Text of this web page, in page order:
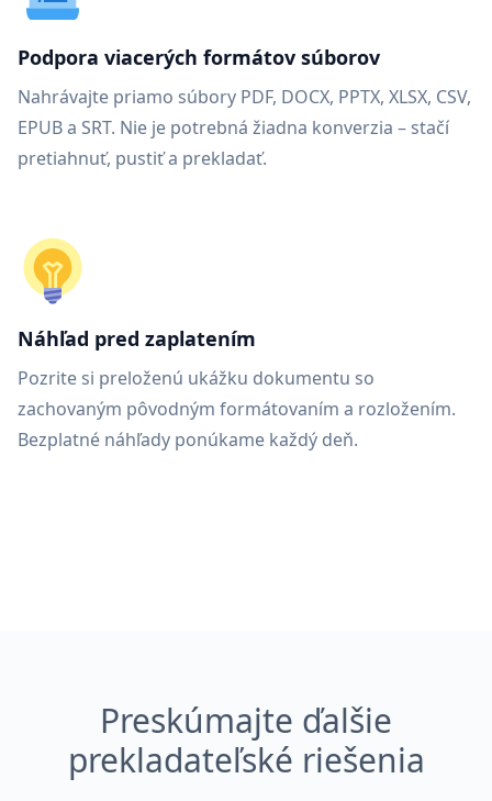
Podpora viacerých formátov súborov
Nahrávajte priamo súbory PDF, DOCX, PPTX, XLSX, CSV,
EPUB a SRT. Nie je potrebná žiadna konverzia – stačí
pretiahnuť, pustiť a prekladať.
Náhľad pred zaplatením
Pozrite si preloženú ukážku dokumentu so
zachovaným pôvodným formátovaním a rozložením.
Bezplatné náhľady ponúkame každý deň.
Preskúmajte ďalšie
prekladateľské riešenia